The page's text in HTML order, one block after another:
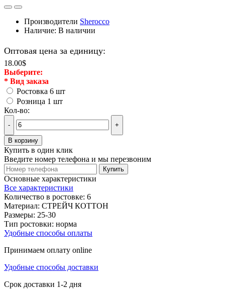
Производители Sherocco
Наличие: В наличии
Оптовая цена за единицу:
18.00$
Выберите:
* Вид заказа
Ростовка 6 шт
Розница 1 шт
Кол-во:
- +
В корзину
Купить в один клик
Введите номер телефона и мы перезвоним
Купить
Основные характеристики
Все характеристики
Количество в ростовке: 6
Материал: СТРЕЙЧ КОТТОН
Размеры: 25-30
Тип ростовки: норма
Удобные способы оплаты
Принимаем оплату online
Удобные способы доставки
Срок доставки 1-2 дня